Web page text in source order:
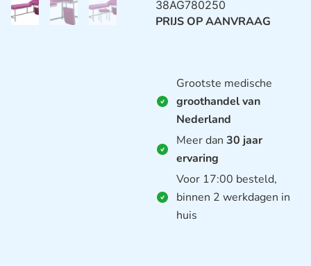
38AG780250
PRIJS OP AANVRAAG
Grootste medische
groothandel van
Nederland
Meer dan 30 jaar
ervaring
Voor 17:00 besteld,
binnen 2 werkdagen in
huis